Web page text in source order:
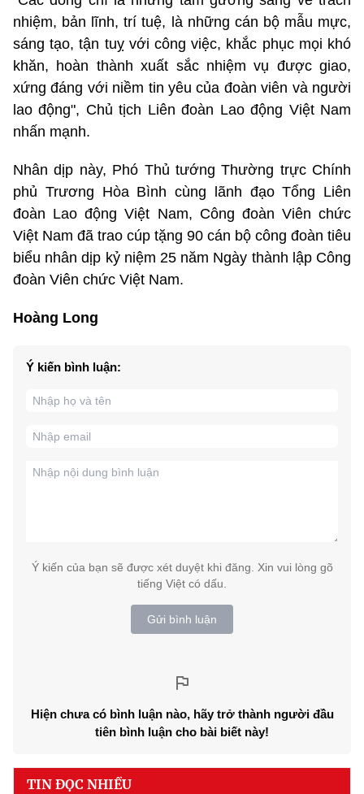
nhiệm, bản lĩnh, trí tuệ, là những cán bộ mẫu mực,
sáng tạo, tận tuỵ với công việc, khắc phục mọi khó
khăn, hoàn thành xuất sắc nhiệm vụ được giao,
xứng đáng với niềm tin yêu của đoàn viên và người
lao động", Chủ tịch Liên đoàn Lao động Việt Nam
nhấn mạnh.
Nhân dịp này, Phó Thủ tướng Thường trực Chính
phủ Trương Hòa Bình cùng lãnh đạo Tổng Liên
đoàn Lao động Việt Nam, Công đoàn Viên chức
Việt Nam đã trao cúp tặng 90 cán bộ công đoàn tiêu
biểu nhân dịp kỷ niệm 25 năm Ngày thành lập Công
đoàn Viên chức Việt Nam.
Hoàng Long
Ý kiến bình luận:
Ý kiến của bạn sẽ được xét duyệt khi đăng. Xin vui lòng gõ
tiếng Việt có dấu.
Gửi bình luận
Hiện chưa có bình luận nào, hãy trở thành người đầu
tiên bình luận cho bài biết này!
TIN ĐỌC NHIỀU